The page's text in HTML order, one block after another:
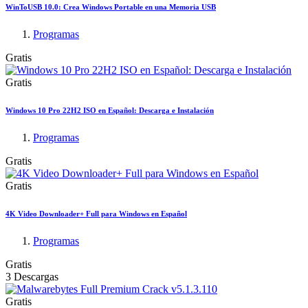
WinToUSB 10.0: Crea Windows Portable en una Memoria USB
Programas
Gratis
Gratis
Windows 10 Pro 22H2 ISO en Español: Descarga e Instalación
Programas
Gratis
Gratis
4K Video Downloader+ Full para Windows en Español
Programas
Gratis
3 Descargas
Gratis